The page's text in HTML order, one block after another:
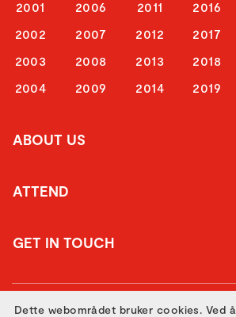
2001
2002
2003
2004
2006
2007
2008
2009
2011
2012
2013
2014
2016
2017
2018
2019
ABOUT US
ATTEND
GET IN TOUCH
Dette webområdet bruker cookies. Ved å